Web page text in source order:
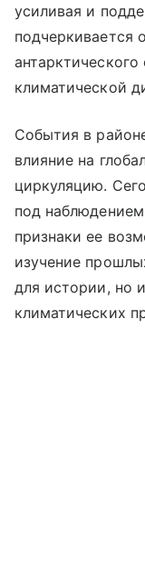
усиливая и
подчеркивается
климатической
События в
влияние на
циркуляцию.
под
признаки ее
изучение
для истории, но
климатических